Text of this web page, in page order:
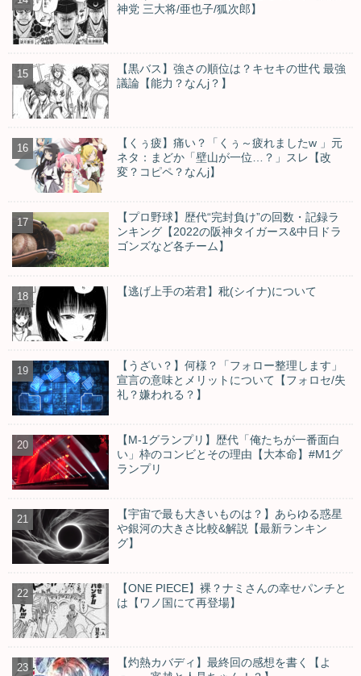
神党 三大将/亜也子/狐次郎】
【黒バス】強さの順位は？キセキの世代 最強
議論【能力？なんj？】
【くぅ疲】痛い？「くぅ～疲れましたw 」元
ネタ：まどか「壁山が一位…？」スレ【改
変？コピペ？なんj】
【プロ野球】歴代“完封負け”の回数・記録ラ
ンキング【2022の阪神タイガース&中日ドラ
ゴンズなど各チーム】
【逃げ上手の若君】秕(シイナ)について
【うざい？】何様？「フォロー整理します」
宣言の意味とメリットについて【フォロセ/失
礼？嫌われる？】
【M-1グランプリ】歴代「俺たちが一番面白
い」枠のコンビとその理由【大本命】#M1グ
ランプリ
【宇宙で最も大きいものは？】あらゆる惑星
や銀河の大きさ比較&解説【最新ランキン
グ】
【ONE PIECE】裸？ナミさんの幸せパンチと
は【ワノ国にて再登場】
【灼熱カバディ】最終回の感想を書く【よ